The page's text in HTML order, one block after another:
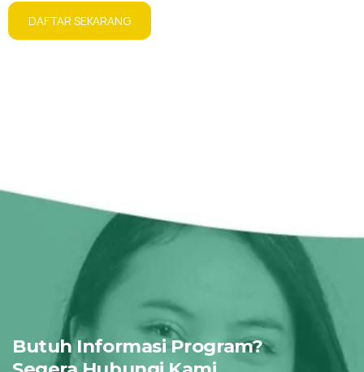
DAFTAR SEKARANG
Butuh Informasi Program?